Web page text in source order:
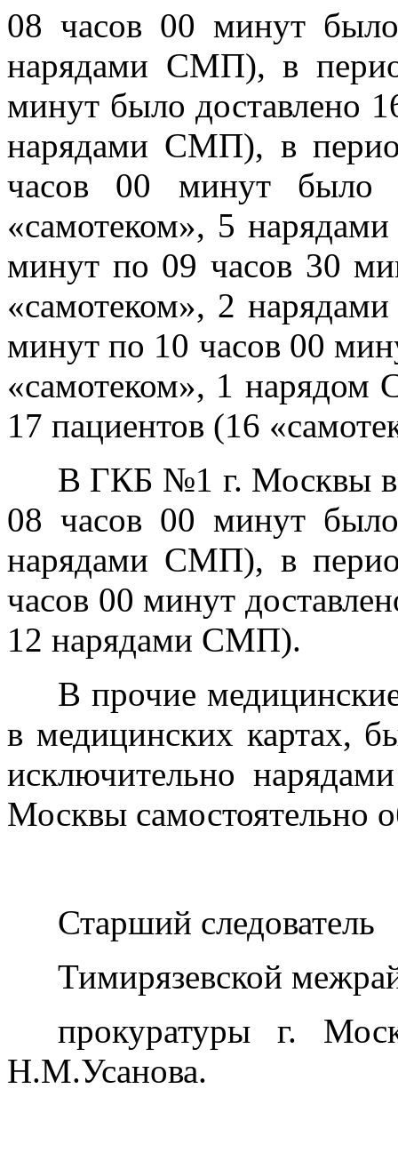
08 часов 00 минут
нарядами СМП), в
минут было доставлено
нарядами СМП), в
часов 00 минут было
«самотеком», 5
минут по 09 часов 30
«самотеком», 2
минут по 10 часов 00
«самотеком», 1
17 пациентов (16
В ГКБ №1 г. Москвы в
08 часов 00 минут
нарядами СМП), в
часов 00 минут
12 нарядами СМП).
В прочие
в медицинских картах,
исключительно
Москвы самостоятельно
Старший следователь
Тимирязевской
прокуратуры г.
Н.М.Усанова.